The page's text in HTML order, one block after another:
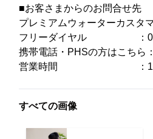
■お客さまからのお問合せ先
プレミアムウォーターカスタ
フリーダイヤル ：
携帯電話・PHSの方はこちら
営業時間 ：10:00～
すべての画像